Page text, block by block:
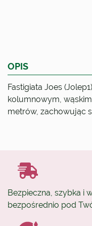
OPIS
Fastigiata Joes
kolumnowym,
metrów, zachowując
Bezpieczna, szybka i
bezpośrednio pod